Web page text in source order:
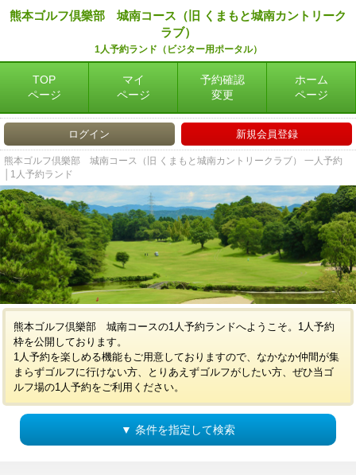
熊本ゴルフ倶樂部 城南コース（旧 くまもと城南カントリーク
ラブ）
1人予約ランド（ビジター用ポータル）
TOP
ページ
マイ
ページ
予約確認
変更
ホーム
ページ
ログイン 新規会員登録
熊本ゴルフ倶樂部 城南コース（旧 くまもと城南カントリークラブ） 一人予約
│1人予約ランド
熊本ゴルフ倶樂部 城南コースの1人予約ランドへようこそ。1人予約
枠を公開しております。
1人予約を楽しめる機能もご用意しておりますので、なかなか仲間が集
まらずゴルフに行けない方、とりあえずゴルフがしたい方、ぜひ当ゴ
ルフ場の1人予約をご利用ください。
▼ 条件を指定して検索